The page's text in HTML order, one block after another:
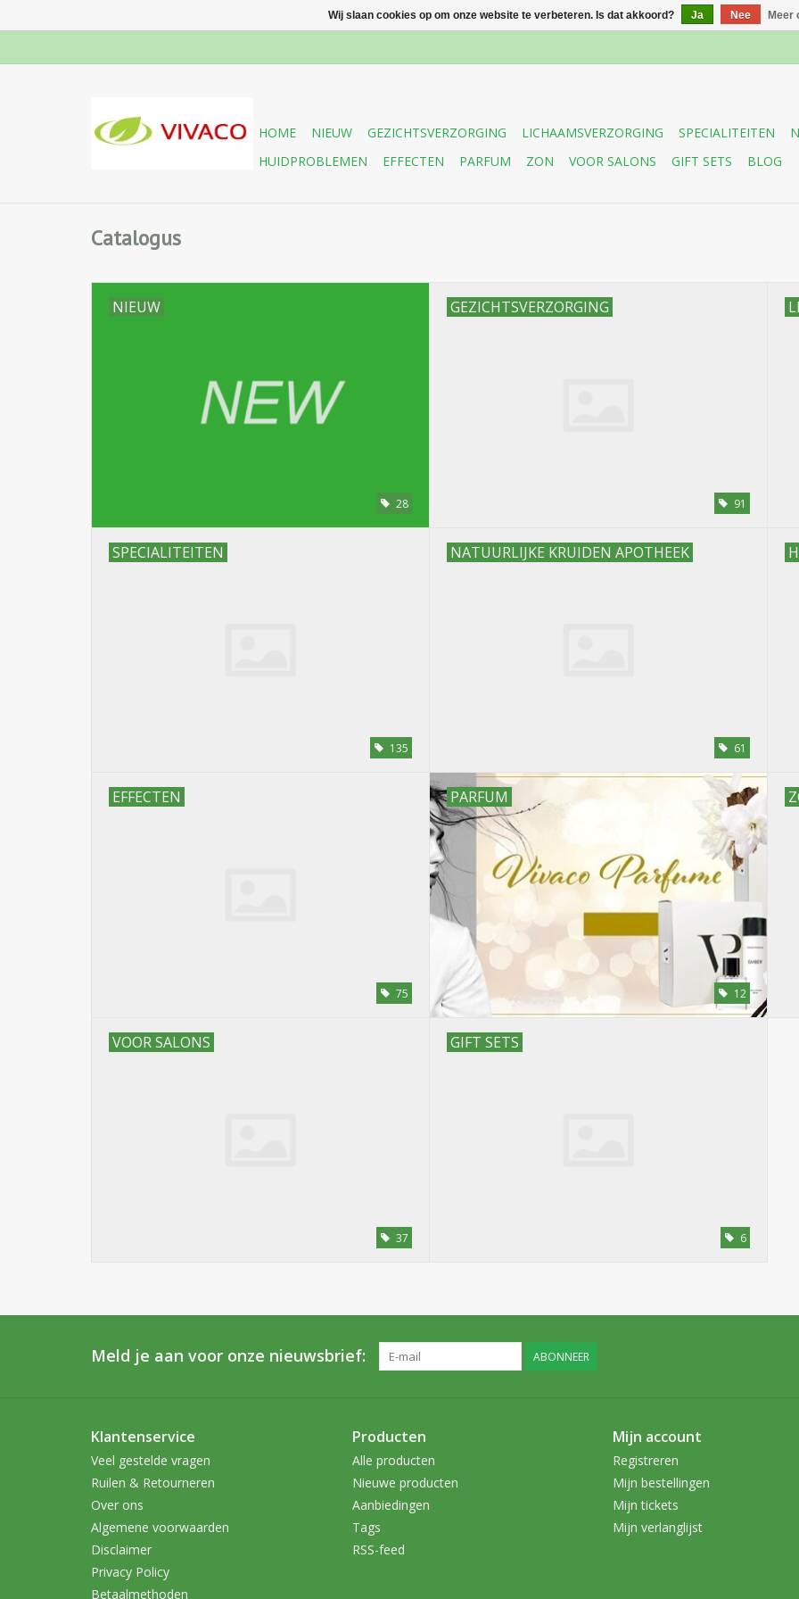
HOME NIEUW GEZICHTSVERZORGING LICHAAMSVERZORGING SPECIALITEITEN
HUIDPROBLEMEN
EFFECTEN PARFUM ZON VOOR SALONS GIFT SETS BLOG
Catalogus
NIEUW
28
GEZICHTSVERZORGING
91
SPECIALITEITEN
135
NATUURLIJKE KRUIDEN APOTHEEK
61
EFFECTEN
75
PARFUM
12
VOOR SALONS
37
GIFT SETS
6
Meld je aan voor onze nieuwsbrief: ABONNEER
Klantenservice
Veel gestelde vragen
Ruilen & Retourneren
Over ons
Algemene voorwaarden
Disclaimer
Privacy Policy
Betaalmethoden
Producten
Alle producten
Nieuwe producten
Aanbiedingen
Tags
RSS-feed
Mijn account
Registreren
Mijn bestellingen
Mijn tickets
Mijn verlanglijst
Wij slaan cookies op om onze website te verbeteren. Is dat akkoord? Ja Nee Meer